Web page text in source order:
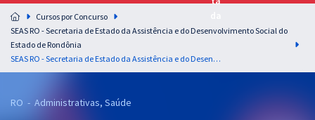
Preparação completa e intensiva para as principais
residências em saúde do Brasil
Concursos
Cursos por Concurso
SEAS RO - Secretaria de Estado da Assistência e do Desenvolvimento Social do
Estado de Rondônia
SEAS RO - Secretaria de Estado da Assistência e do Desenvolvimento Social - Analista em Desenvolvimento Social: Ciências Contábeis
RO - Administrativas, Saúde